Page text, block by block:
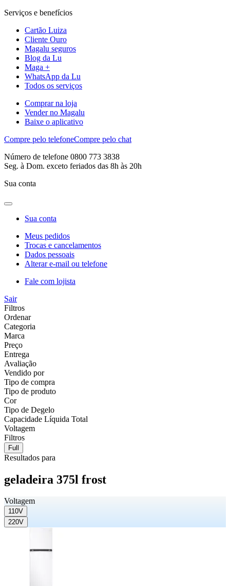
Serviços e benefícios
Cartão Luiza
Cliente Ouro
Magalu seguros
Blog da Lu
Maga +
WhatsApp da Lu
Todos os serviços
Comprar na loja
Vender no Magalu
Baixe o aplicativo
Compre pelo telefoneCompre pelo chat
Número de telefone 0800 773 3838
Seg. à Dom. exceto feriados das 8h às 20h
Sua conta
Sua conta
Meus pedidos
Trocas e cancelamentos
Dados pessoais
Alterar e-mail ou telefone
Fale com lojista
Sair
Filtros
Ordenar
Categoria
Marca
Preço
Entrega
Avaliação
Vendido por
Tipo de compra
Tipo de produto
Cor
Tipo de Degelo
Capacidade Líquida Total
Voltagem
Filtros
Full
Resultados para
geladeira 375l frost
Voltagem
110V
220V